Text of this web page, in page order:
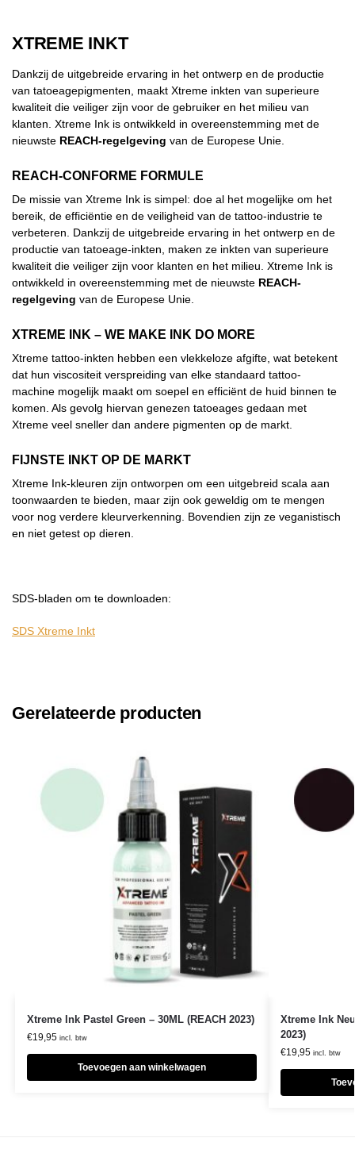
XTREME INKT
Dankzij de uitgebreide ervaring in het ontwerp en de productie
van tatoeagepigmenten, maakt Xtreme inkten van superieure
kwaliteit die veiliger zijn voor de gebruiker en het milieu van
klanten. Xtreme Ink is ontwikkeld in overeenstemming met de
nieuwste REACH-regelgeving van de Europese Unie.
REACH-CONFORME FORMULE
De missie van Xtreme Ink is simpel: doe al het mogelijke om het
bereik, de efficiëntie en de veiligheid van de tattoo-industrie te
verbeteren. Dankzij de uitgebreide ervaring in het ontwerp en de
productie van tatoeage-inkten, maken ze inkten van superieure
kwaliteit die veiliger zijn voor klanten en het milieu. Xtreme Ink is
ontwikkeld in overeenstemming met de nieuwste REACH-
regelgeving van de Europese Unie.
XTREME INK – WE MAKE INK DO MORE
Xtreme tattoo-inkten hebben een vlekkeloze afgifte, wat betekent
dat hun viscositeit verspreiding van elke standaard tattoo-
machine mogelijk maakt om soepel en efficiënt de huid binnen te
komen. Als gevolg hiervan genezen tatoeages gedaan met
Xtreme veel sneller dan andere pigmenten op de markt.
FIJNSTE INKT OP DE MARKT
Xtreme Ink-kleuren zijn ontworpen om een uitgebreid scala aan
toonwaarden te bieden, maar zijn ook geweldig om te mengen
voor nog verdere kleurverkenning. Bovendien zijn ze veganistisch
en niet getest op dieren.
SDS-bladen om te downloaden:
SDS Xtreme Inkt
Gerelateerde producten
Xtreme Ink Pastel Green – 30ML (REACH 2023)
€19,95 incl. btw
Toevoegen aan winkelwagen
Xtreme Ink
2023)
€19,95 incl. btw